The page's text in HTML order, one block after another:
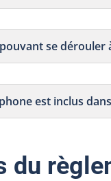
se
est inclus
du